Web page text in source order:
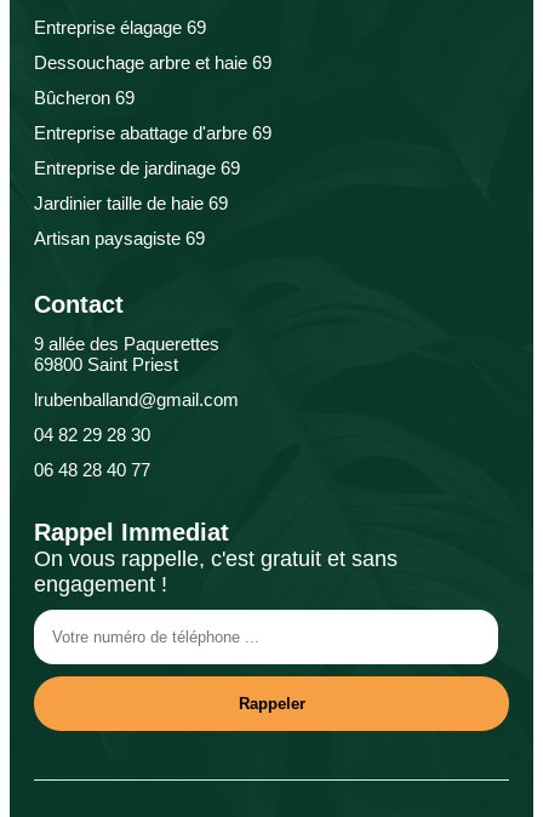
Entreprise élagage 69
Dessouchage arbre et haie 69
Bûcheron 69
Entreprise abattage d'arbre 69
Entreprise de jardinage 69
Jardinier taille de haie 69
Artisan paysagiste 69
Contact
9 allée des Paquerettes
69800 Saint Priest
lrubenballand@gmail.com
04 82 29 28 30
06 48 28 40 77
Rappel Immediat
On vous rappelle, c'est gratuit et sans
engagement !